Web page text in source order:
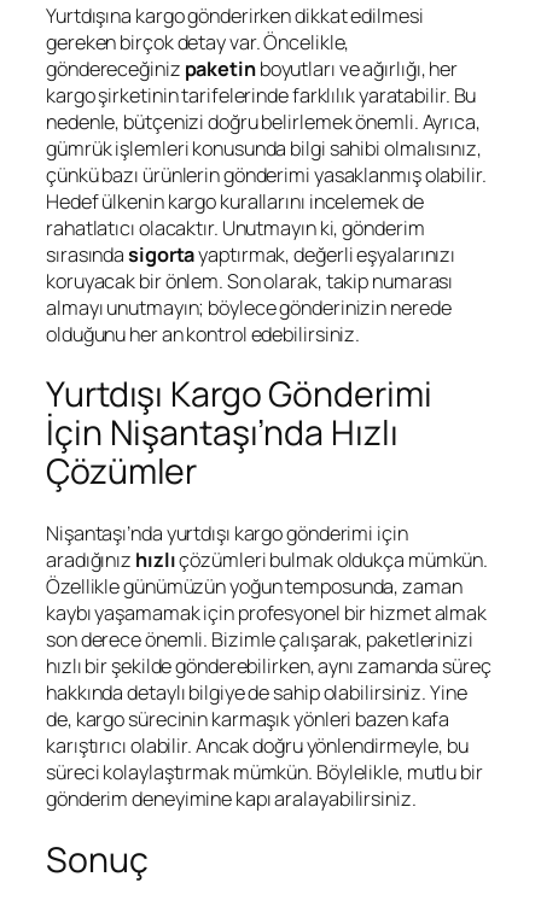
Yurtdışına kargo gönderirken dikkat edilmesi
gereken birçok detay var. Öncelikle,
göndereceğiniz paketinboyutları ve ağırlığı, her
kargo şirketinin tarifelerinde farklılık yaratabilir. Bu
nedenle, bütçenizi doğru belirlemek önemli. Ayrıca,
gümrük işlemleri konusunda bilgi sahibi olmalısınız,
çünkü bazı ürünlerin gönderimi yasaklanmış olabilir.
Hedef ülkenin kargo kurallarını incelemek de
rahatlatıcı olacaktır. Unutmayın ki, gönderim
sırasındasigortayaptırmak, değerli eşyalarınızı
koruyacak bir önlem. Son olarak, takip numarası
almayı unutmayın; böylece gönderinizin nerede
olduğunu her an kontrol edebilirsiniz.
Yurtdışı Kargo Gönderimi
İçin Nişantaşı’nda Hızlı
Çözümler
Nişantaşı’nda yurtdışı kargo gönderimi için
aradığınız hızlıçözümleri bulmak oldukça mümkün.
Özellikle günümüzün yoğun temposunda, zaman
kaybı yaşamamak için profesyonel bir hizmet almak
son derece önemli. Bizimle çalışarak, paketlerinizi
hızlı bir şekilde gönderebilirken, aynı zamanda süreç
hakkında detaylı bilgiye de sahip olabilirsiniz. Yine
de, kargo sürecinin karmaşık yönleri bazen kafa
karıştırıcı olabilir. Ancak doğru yönlendirmeyle, bu
süreci kolaylaştırmak mümkün. Böylelikle, mutlu bir
gönderim deneyimine kapı aralayabilirsiniz.
Sonuç